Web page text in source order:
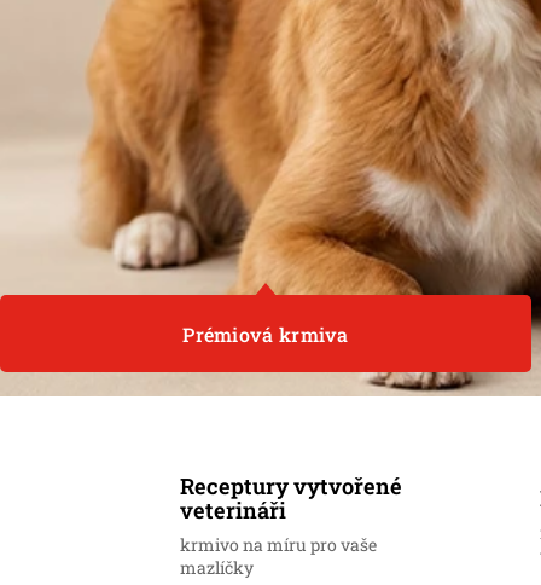
Prémiová krmiva
Receptury vytvořené
veterináři
krmivo na míru pro vaše
mazlíčky